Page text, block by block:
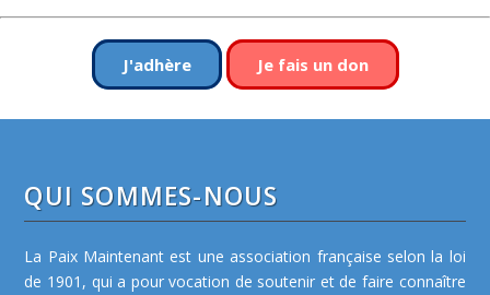
J'adhère Je fais un don
QUI SOMMES-NOUS
La Paix Maintenant est une association française selon la loi
de 1901, qui a pour vocation de soutenir et de faire connaître